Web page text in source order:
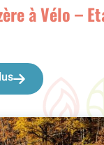
à Vélo –